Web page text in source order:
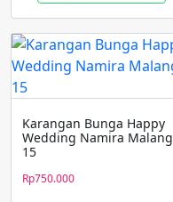
Karangan Bunga Happy
Wedding Namira Malang
15
Rp750.000